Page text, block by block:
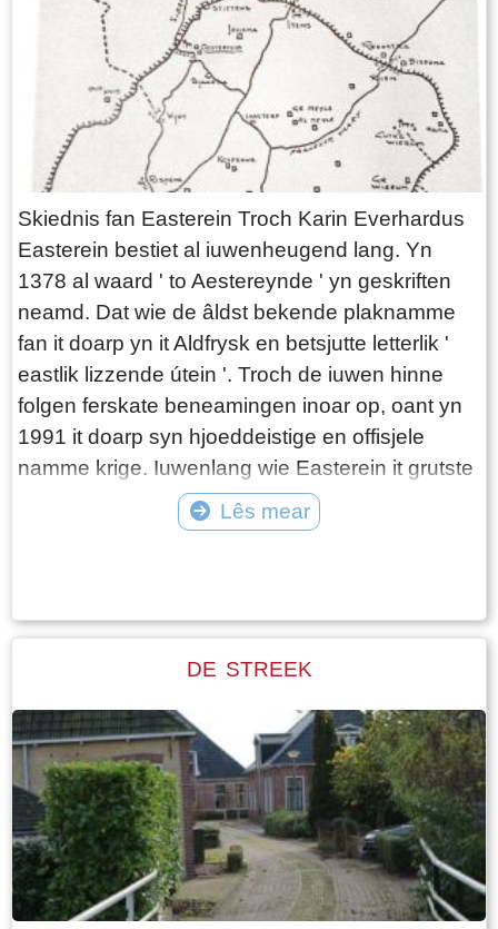
Skiednis fan Easterein Troch Karin Everhardus
Easterein bestiet al iuwenheugend lang. Yn
1378 al waard ' to Aestereynde ' yn geskriften
neamd. Dat wie de âldst bekende plaknamme
fan it doarp yn it Aldfrysk en betsjutte letterlik '
eastlik lizzende útein '. Troch de iuwen hinne
folgen ferskate beneamingen inoar op, oant yn
1991 it doarp syn hjoeddeistige en offisjele
namme krige. Iuwenlang wie Easterein it grutste
en oansjenlikste doarp fan de gritenij dêr 't ta it
hearde, Hennaarderadeel. In gritenij wie yn it
iuw waard Easterein yn grutte en wichtichheid
joech in skildereftich doarpsbyld: In Oosterend,
een groot en aanzienlijk dorp, placht een spitse
toren te zijn die geheel van steen was. Dêrfan
hie de spits in hichte fan '60 fuotten (goed 18
meter ). Mar neidat yn it jier 1672 - op in ' bid '
dei - troch in hurde tongerslach de spits der
ôfslein waard, kaam der yn 1685 in houten spits
Lês mear
DE STREEK